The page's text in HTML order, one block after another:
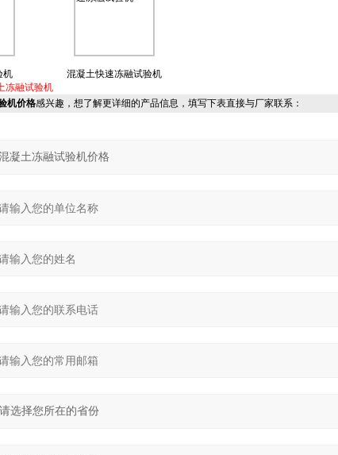
机
混凝土快速冻融试验机
冻融试验机
机价格感兴趣，想了解更详细的产品信息，填写下表直接与厂家联系：